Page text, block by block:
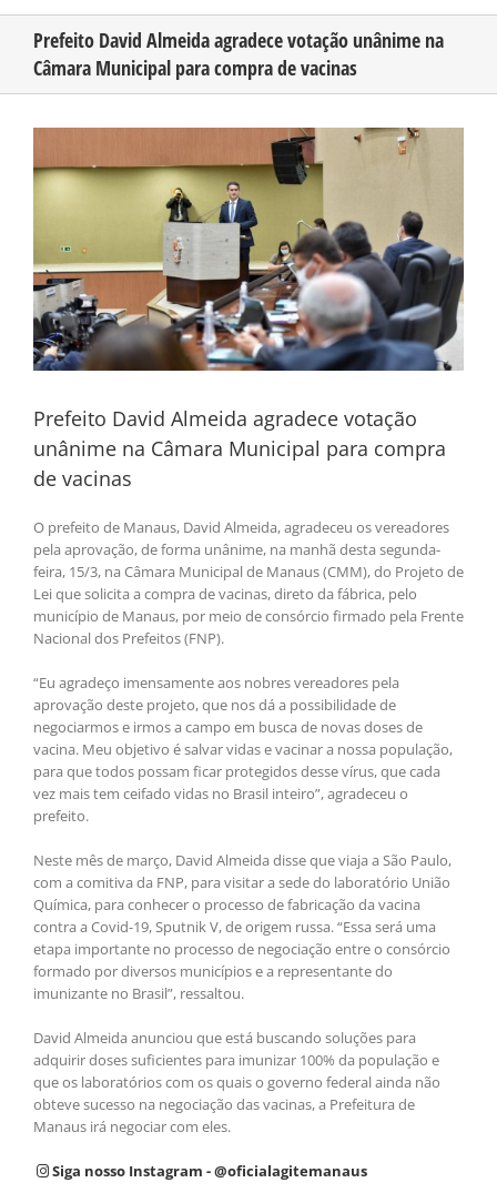
CONHEÇA O AMAZONAS
Prefeito David Almeida agradece votação unânime na
Câmara Municipal para compra de vacinas
Image
Prefeito David Almeida agradece votação
unânime na Câmara Municipal para compra
de vacinas
O prefeito de Manaus, David Almeida, agradeceu os vereadores
pela aprovação, de forma unânime, na manhã desta segunda-
feira, 15/3, na Câmara Municipal de Manaus (CMM), do Projeto de
Lei que solicita a compra de vacinas, direto da fábrica, pelo
município de Manaus, por meio de consórcio firmado pela Frente
Nacional dos Prefeitos (FNP).
“Eu agradeço imensamente aos nobres vereadores pela
aprovação deste projeto, que nos dá a possibilidade de
negociarmos e irmos a campo em busca de novas doses de
vacina. Meu objetivo é salvar vidas e vacinar a nossa população,
para que todos possam ficar protegidos desse vírus, que cada
vez mais tem ceifado vidas no Brasil inteiro”, agradeceu o
prefeito.
Neste mês de março, David Almeida disse que viaja a São Paulo,
com a comitiva da FNP, para visitar a sede do laboratório União
Química, para conhecer o processo de fabricação da vacina
contra a Covid-19, Sputnik V, de origem russa. “Essa será uma
etapa importante no processo de negociação entre o consórcio
formado por diversos municípios e a representante do
imunizante no Brasil”, ressaltou.
David Almeida anunciou que está buscando soluções para
adquirir doses suficientes para imunizar 100% da população e
que os laboratórios com os quais o governo federal ainda não
obteve sucesso na negociação das vacinas, a Prefeitura de
Manaus irá negociar com eles.
Siga nosso Instagram - @oficialagitemanaus